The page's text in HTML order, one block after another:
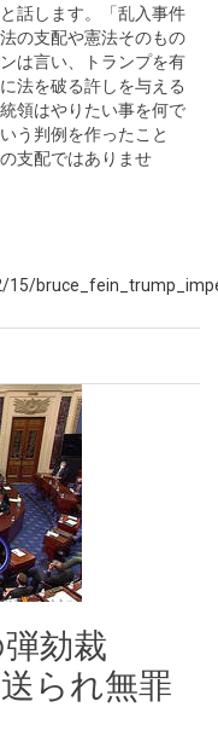
話します。「乱入事件
の支配や憲法そのもの
は言い、トランプを有
法を破る許しを与える
領はやりたい事を何で
う判例を作ったこと
支配ではありませ
劾裁
られ無罪